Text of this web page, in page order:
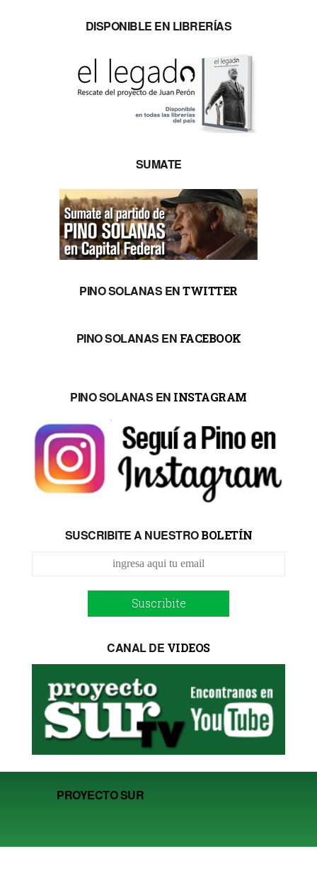
DISPONIBLE EN LIBRERÍAS
SUMATE
PINO SOLANAS ENTWITTER
PINO SOLANAS EN FACEBOOK
PINO SOLANAS EN INSTAGRAM
SUSCRIBITE A NUESTROBOLETÍN
Suscribite
CANAL DE VIDEOS
PROYECTO SUR